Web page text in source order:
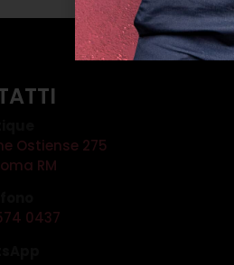
Ostiense 275
RM
0437